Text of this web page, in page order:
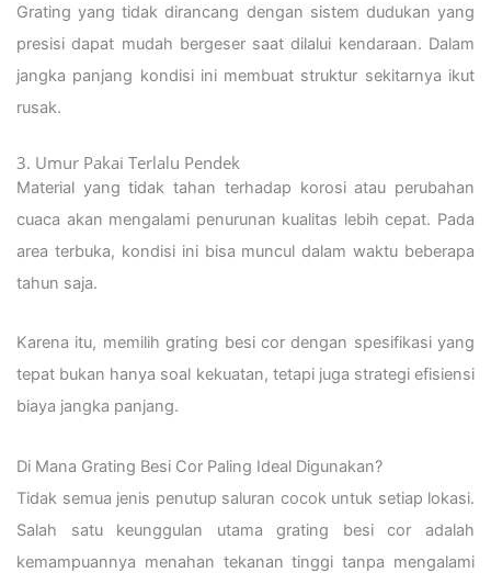
Grating yang tidak dirancang dengan sistem dudukan yang
presisi dapat mudah bergeser saat dilalui kendaraan. Dalam
jangka panjang kondisi ini membuat struktur sekitarnya ikut
rusak.
3. Umur Pakai Terlalu Pendek
Material yang tidak tahan terhadap korosi atau perubahan
cuaca akan mengalami penurunan kualitas lebih cepat. Pada
area terbuka, kondisi ini bisa muncul dalam waktu beberapa
tahun saja.
Karena itu, memilih grating besi cor dengan spesifikasi yang
tepat bukan hanya soal kekuatan, tetapi juga strategi efisiensi
biaya jangka panjang.
Di Mana Grating Besi Cor Paling Ideal Digunakan?
Tidak semua jenis penutup saluran cocok untuk setiap lokasi.
Salah satu keunggulan utama grating besi cor adalah
kemampuannya menahan tekanan tinggi tanpa mengalami